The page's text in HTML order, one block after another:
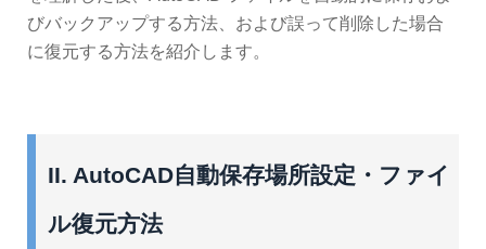
びバックアップする方法、および誤って削除した場合
に復元する方法を紹介します。
II. AutoCAD自動保存場所設定・ファイ
ル復元方法